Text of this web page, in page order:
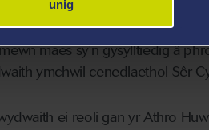
unig
ar agor i bob
maes sy'n gysylltiedig â
ymchwil cenedlaethol Sêr
ei reoli gan yr Athro